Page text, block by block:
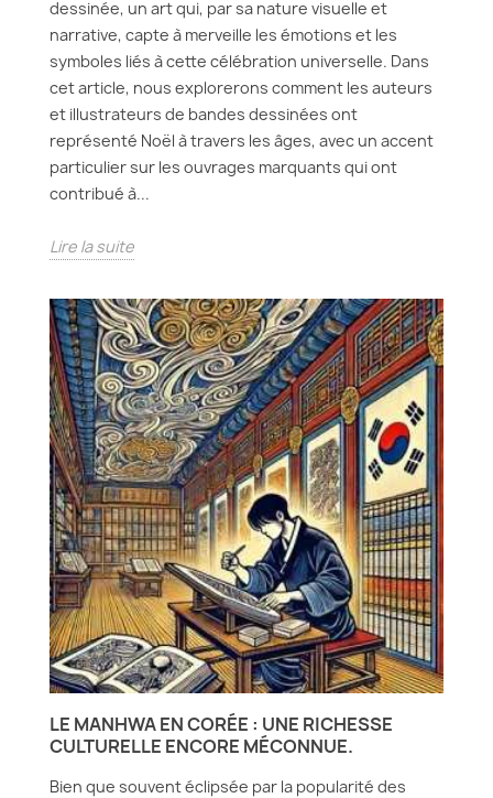
dessinée, un art qui, par sa nature visuelle et
narrative, capte à merveille les émotions et les
symboles liés à cette célébration universelle. Dans
cet article, nous explorerons comment les auteurs
et illustrateurs de bandes dessinées ont
représenté Noël à travers les âges, avec un accent
particulier sur les ouvrages marquants qui ont
contribué à...
Lire la suite
LE MANHWA EN CORÉE : UNE RICHESSE
CULTURELLE ENCORE MÉCONNUE.
Bien que souvent éclipsée par la popularité des